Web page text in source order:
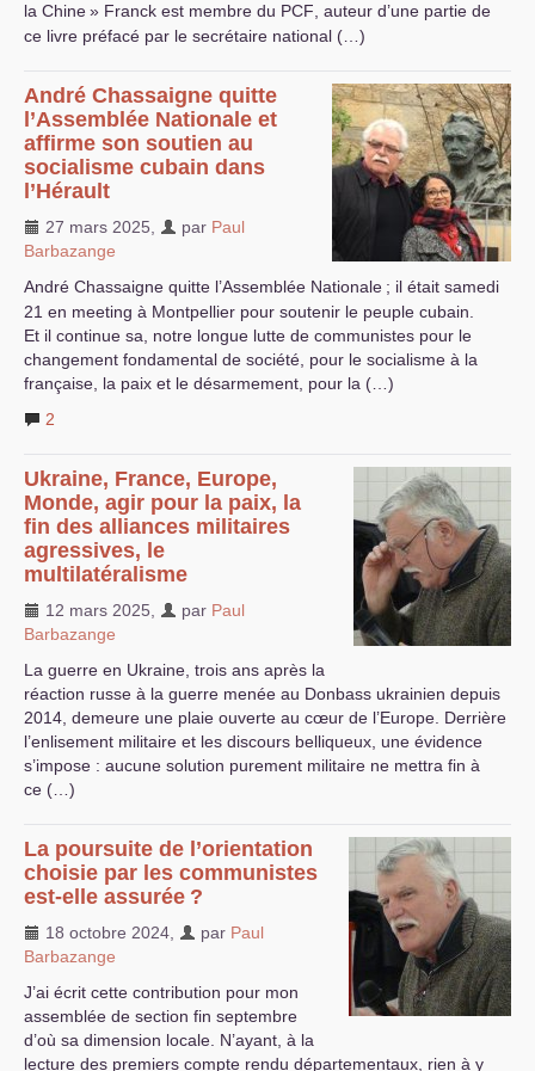
la Chine» Franck est membre du PCF , auteur d’une partie de
ce livre préfacé par le secrétaire national (…)
André Chassaigne quitte
l’Assemblée Nationale et
affirme son soutien au
socialisme cubain dans
l’Hérault
27 mars 2025 par Paul
Barbazange
André Chassaigne quitte l’Assemblée Nationale ; il était samedi
21 en meeting à Montpellier pour soutenir le peuple cubain.
Et il continue sa, notre longue lutte de communistes pour le
changement fondamental de société, pour le socialisme à la
française, la paix et le désarmement, pour la (…)
2
Ukraine, France, Europe,
Monde, agir pour la paix, la
fin des alliances militaires
agressives, le
multilatéralisme
12 mars 2025 par Paul
Barbazange
La guerre en Ukraine, trois ans après la
réaction russe à la guerre menée au Donbass ukrainien depuis
2014, demeure une plaie ouverte au cœur de l’Europe. Derrière
l’enlisement militaire et les discours belliqueux, une évidence
s’impose : aucune solution purement militaire ne mettra fin à
ce (…)
La poursuite de l’orientation
choisie par les communistes
est-elle assurée ?
18 octobre 2024 par Paul
Barbazange
J’ai écrit cette contribution pour mon
assemblée de section fin septembre
d’où sa dimension locale. N’ayant, à la
lecture des premiers compte rendu départementaux, rien à y